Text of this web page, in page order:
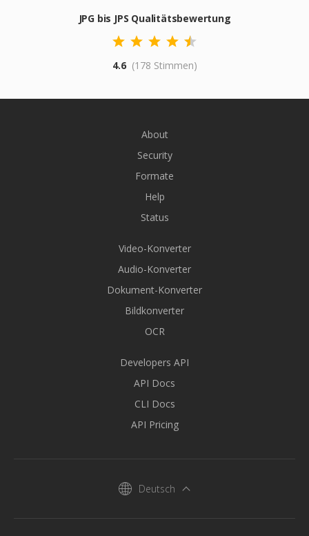
JPG bis JPS Qualitätsbewertung
4.6 (178 Stimmen)
About
Security
Formate
Help
Status
Video-Konverter
Audio-Konverter
Dokument-Konverter
Bildkonverter
OCR
Developers API
API Docs
CLI Docs
API Pricing
Deutsch